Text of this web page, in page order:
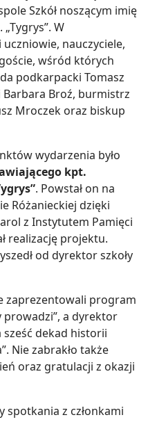
Szkół noszącym imię
W
nauczyciele,
wśród których
podkarpacki Tomasz
Broź, burmistrz
Mroczek oraz biskup
wydarzenia było
kpt.
. Powstał on na
Różanieckiej dzięki
z Instytutem Pamięci
realizację projektu.
od dyrektor szkoły
zaprezentowali program
a dyrektor
dekad historii
Nie zabrakło także
oraz gratulacji z okazji
spotkania z członkami